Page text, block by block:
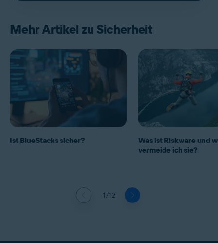
Mehr Artikel zu Sicherheit
1/12
Ist BlueStacks sicher?
Was ist Riskware und
vermeide ich sie?